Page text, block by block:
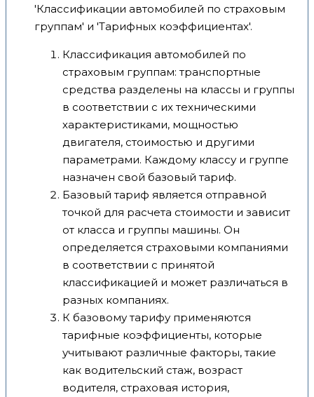
'Классификации автомобилей по страховым
группам' и 'Тарифных коэффициентах'.
Классификация автомобилей по
страховым группам: транспортные
средства разделены на классы и группы
в соответствии с их техническими
характеристиками, мощностью
двигателя, стоимостью и другими
параметрами. Каждому классу и группе
назначен свой базовый тариф.
Базовый тариф является отправной
точкой для расчета стоимости и зависит
от класса и группы машины. Он
определяется страховыми компаниями
в соответствии с принятой
классификацией и может различаться в
разных компаниях.
К базовому тарифу применяются
тарифные коэффициенты, которые
учитывают различные факторы, такие
как водительский стаж, возраст
водителя, страховая история,